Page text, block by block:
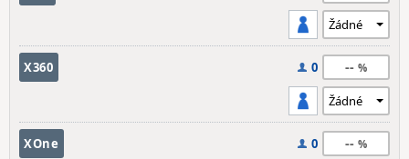
X360 0 --
XOne 0 --